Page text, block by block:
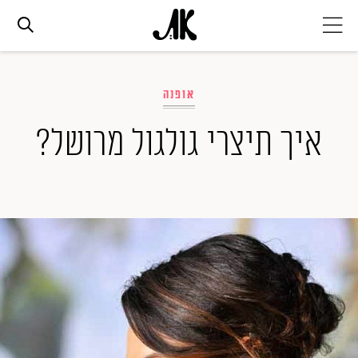
אופנה
סלבס
ערוצים נוספים
המגזין
אופנה
איך תיצרי גולגול מרושל?